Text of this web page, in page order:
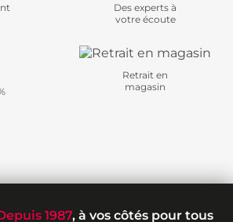
Des experts à
votre écoute
Retrait en
magasin
1987, à vos côtés pour tous